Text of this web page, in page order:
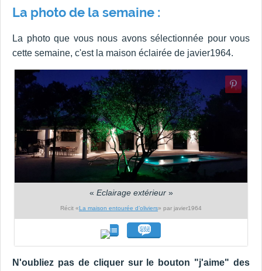
La photo de la semaine :
La photo que vous nous avons sélectionnée pour vous
cette semaine, c'est la maison éclairée de javier1964.
« Eclairage extérieur»
Récit «La maison entourée d’oliviers» par javier1964
N'oubliez pas de cliquer sur le bouton "j'aime" des